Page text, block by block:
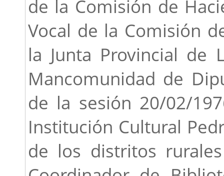
de la Comisión de
Vocal de la Comisión
la Junta Provincial de
Mancomunidad de
de la sesión 20/02/
Institución Cultural
de los distritos